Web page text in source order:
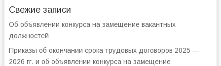
Свежие записи
Об объявлении конкурса на замещение вакантных
должностей
Приказы об окончании срока трудовых договоров 2025 —
2026 гг. и об объявлении конкурса на замещение